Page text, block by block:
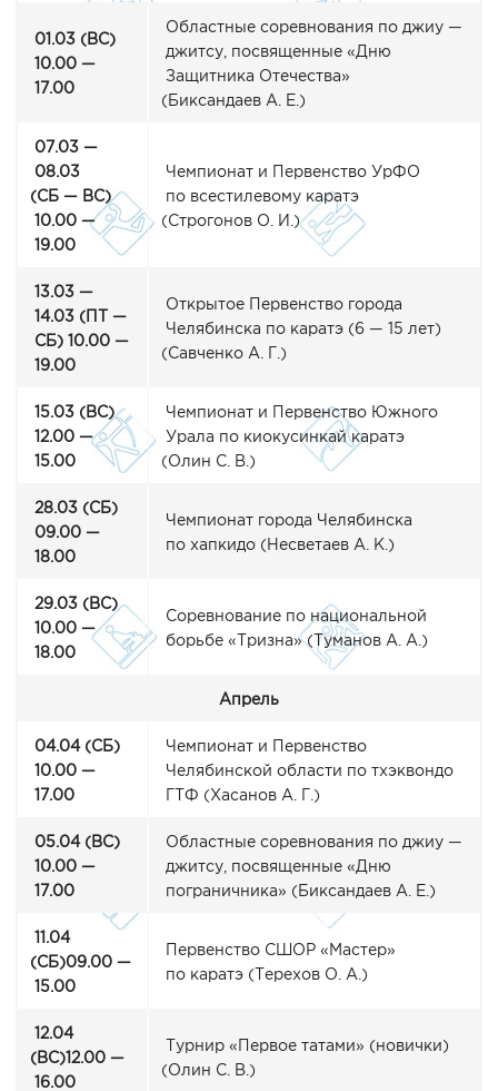
01.03 (ВС)
10.00 —
17.00
Областные соревнования по джиу —
джитсу, посвященные «Дню
Защитника Отечества»
(БиксандаевА. Е.)
07.03 —
08.03
(СБ— ВС)
10.00 —
19.00
Чемпионат и Первенство УрФО
по всестилевому каратэ
(СтрогоновО. И.)
13.03 —
14.03 (ПТ —
СБ) 10.00 —
19.00
Открытое Первенство города
Челябинска по каратэ (6 — 15 лет)
(СавченкоА. Г.)
15.03 (ВС)
12.00 —
15.00
Чемпионат и Первенство Южного
Урала по киокусинкай каратэ
(Олин С. В.)
28.03 (СБ)
09.00 —
18.00
Чемпионат города Челябинска
по хапкидо (Несветаев А. К.)
29.03 (ВС)
10.00 —
18.00
Соревнование по национальной
борьбе «Тризна» (Туманов А. А.)
Апрель
04.04 (СБ)
10.00 —
17.00
Чемпионат и Первенство
Челябинской области по тхэквондо
ГТФ (Хасанов А. Г.)
05.04 (ВС)
10.00 —
17.00
Областные соревнования по джиу —
джитсу, посвященные «Дню
пограничника» (Биксандаев А. Е.)
11.04
(СБ)09.00 —
15.00
Первенство СШОР «Мастер»
по каратэ (Терехов О. А.)
12.04
(ВС)12.00 —
16.00
Турнир «Первое татами» (новички)
(Олин С. В.)